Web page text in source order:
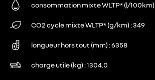
consommation mixte WLTP* (l/100km)
CO2 cycle mixte WLTP* (g/km) 349
longueur hors tout (mm) 6358
charge utile (kg) 1304.0